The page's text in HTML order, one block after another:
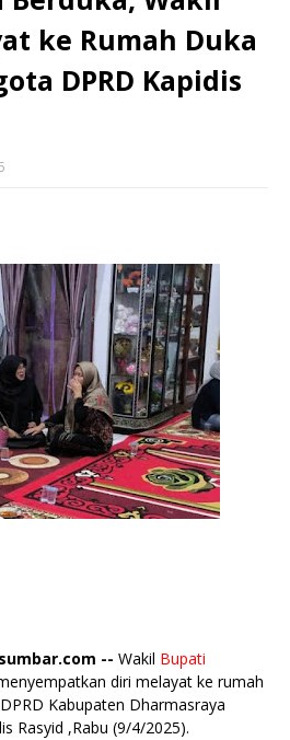
ke Rumah Duka
DPRD Kapidis
-- Wakil Bupati
diri melayat ke rumah
Kabupaten Dharmasraya
Rasyid ,Rabu (9/4/2025).